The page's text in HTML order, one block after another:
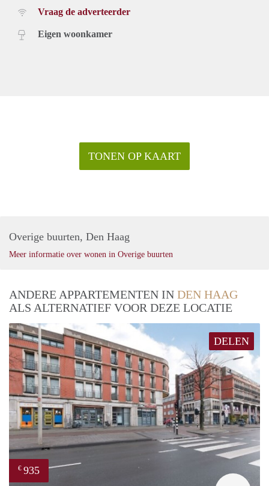
Vraag de adverteerder
Eigen woonkamer
TONEN OP KAART
Overige buurten, Den Haag
Meer informatie over wonen in Overige buurten
ANDERE APPARTEMENTEN IN DEN HAAG
ALS ALTERNATIEF VOOR DEZE LOCATIE
DELEN
€ 935